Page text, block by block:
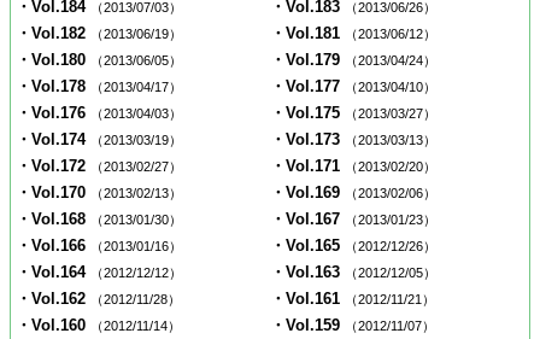
・Vol.184 （2013/07/03） ・Vol.183 （2013/06/26）
・Vol.182 （2013/06/19） ・Vol.181 （2013/06/12）
・Vol.180 （2013/06/05） ・Vol.179 （2013/04/24）
・Vol.178 （2013/04/17） ・Vol.177 （2013/04/10）
・Vol.176 （2013/04/03） ・Vol.175 （2013/03/27）
・Vol.174 （2013/03/19） ・Vol.173 （2013/03/13）
・Vol.172 （2013/02/27） ・Vol.171 （2013/02/20）
・Vol.170 （2013/02/13） ・Vol.169 （2013/02/06）
・Vol.168 （2013/01/30） ・Vol.167 （2013/01/23）
・Vol.166 （2013/01/16） ・Vol.165 （2012/12/26）
・Vol.164 （2012/12/12） ・Vol.163 （2012/12/05）
・Vol.162 （2012/11/28） ・Vol.161 （2012/11/21）
・Vol.160 （2012/11/14） ・Vol.159 （2012/11/07）